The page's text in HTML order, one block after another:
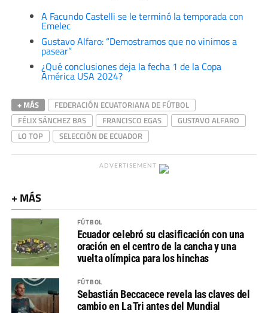
A Facundo Castelli se le terminó la temporada con
Emelec
Gustavo Alfaro: “Demostramos que no vinimos a
pasear”
¿Qué conclusiones deja la fecha 1 de la Copa
América USA 2024?
+ MÁS
FEDERACIÓN ECUATORIANA DE FÚTBOL
FÉLIX SÁNCHEZ BAS
FRANCISCO EGAS
GUSTAVO ALFARO
LO TOP
SELECCIÓN DE ECUADOR
ADVERTISEMENT
+ MÁS
FÚTBOL
Ecuador celebró su clasificación con una
oración en el centro de la cancha y una
vuelta olímpica para los hinchas
FÚTBOL
Sebastián Beccacece revela las claves del
cambio en La Tri antes del Mundial